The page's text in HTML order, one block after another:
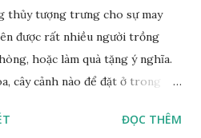
thủy tượng trưng cho sự may
được rất nhiều người trồng
hoặc làm quà tặng ý nghĩa.
cây cảnh nào để đặt ở trong
cây phát tài thiết mộc lan, cây
ĐỌC THÊM